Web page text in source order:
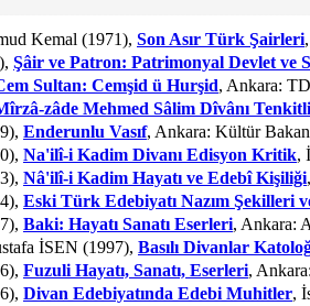
Kemal (1971), Son Asır Türk Şairleri
Şâir ve Patron: Patrimonyal Devlet ve
Sultan: Cemşid ü Hurşid, Ankara:
zâde Mehmed Sâlim Dîvânı Tenkitli
Enderunlu Vasıf, Ankara: Kültür
Na'ilî-i Kadim Divanı Edisyon Kritik,
Nâ'ilî-i Kadim Hayatı ve Edebî Kişiliği
Eski Türk Edebiyatı Nazım Şekilleri
Baki: Hayatı Sanatı Eserleri, Ankara:
İSEN (1997), Basılı Divanlar
Fuzuli Hayatı, Sanatı, Eserleri,
Divan Edebiyatında Edebi Muhitler,